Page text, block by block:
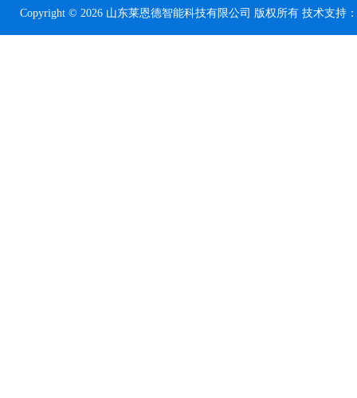
Copyright © 2026 山东莱恩德智能科技有限公司 版权所有 技术支持：